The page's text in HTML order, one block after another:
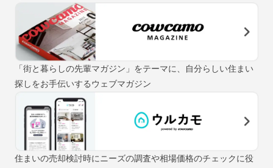
「街と暮らしの先輩マガジン」をテーマに、自分らしい住まい
探しをお手伝いするウェブマガジン
住まいの売却検討時にニーズの調査や相場価格のチェックに役